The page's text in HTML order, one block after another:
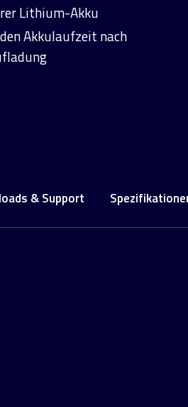
Lithium-Akku
Akkulaufzeit nach
& Support